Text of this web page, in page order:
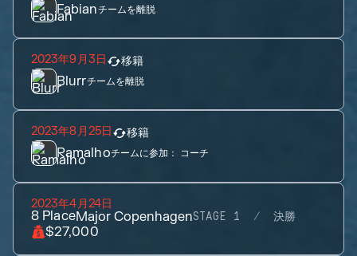
Fabianチームを離脱
2023年9月3日 移籍
Blurrチームを離脱
2023年8月25日 移籍
Ramalhoチームに参加： コーチ
2023年4月24日
8 PlaceMajor CopenhagenSTAGE 1 決勝
$27,000